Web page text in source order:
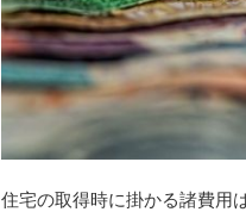
住宅の取得時に掛かる諸費用